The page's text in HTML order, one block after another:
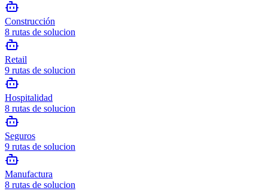
Construcción
8 rutas de solucion
Retail
9 rutas de solucion
Hospitalidad
8 rutas de solucion
Seguros
9 rutas de solucion
Manufactura
8 rutas de solucion